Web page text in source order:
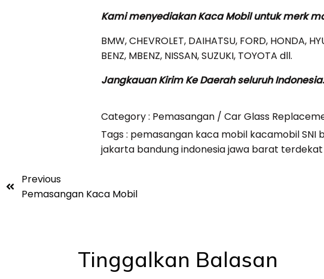
Kami menyediakan Kaca Mobil untuk merk
BMW, CHEVROLET, DAIHATSU, FORD, HONDA,
BENZ, MBENZ, NISSAN, SUZUKI, TOYOTA dll.
Jangkauan Kirim Ke Daerah seluruh Indonesia.
Category : Pemasangan / Car Glass
Tags : pemasangan kaca mobil kacamobil SNI
jakarta bandung indonesia jawa barat terdekat
Previous
Pemasangan Kaca Mobil
Tinggalkan Balasan